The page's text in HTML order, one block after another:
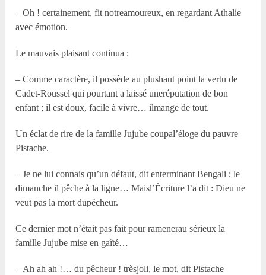
– Oh ! certainement, fit notreamoureux, en regardant Athalie
avec émotion.
Le mauvais plaisant continua :
– Comme caractère, il possède au plushaut point la vertu de
Cadet-Roussel qui pourtant a laissé uneréputation de bon
enfant ; il est doux, facile à vivre… ilmange de tout.
Un éclat de rire de la famille Jujube coupal’éloge du pauvre
Pistache.
– Je ne lui connais qu’un défaut, dit enterminant Bengali ; le
dimanche il pêche à la ligne… Maisl’Écriture l’a dit : Dieu ne
veut pas la mort dupêcheur.
Ce dernier mot n’était pas fait pour ramenerau sérieux la
famille Jujube mise en gaîté…
– Ah ah ah !… du pêcheur ! trèsjoli, le mot, dit Pistache